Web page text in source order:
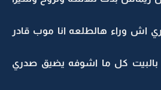
اش وراء هالطلعه انا موب قادر
بالبيت كل ما اشوفه يضيق صدري